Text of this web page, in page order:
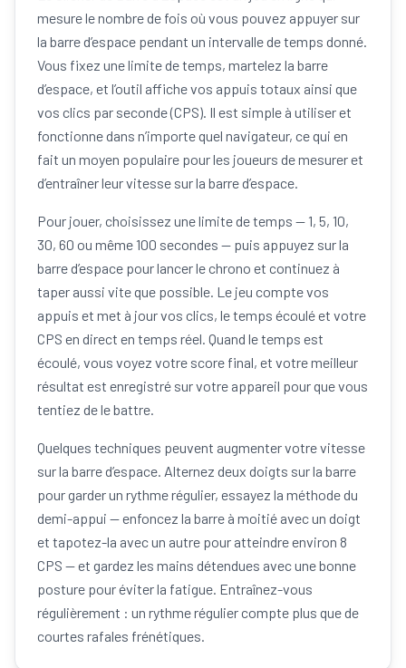
mesure le nombre de fois où vous pouvez appuyer sur
la barre d’espace pendant un intervalle de temps donné.
Vous fixez une limite de temps, martelez la barre
d’espace, et l’outil affiche vos appuis totaux ainsi que
vos clics par seconde (CPS). Il est simple à utiliser et
fonctionne dans n’importe quel navigateur, ce qui en
fait un moyen populaire pour les joueurs de mesurer et
d’entraîner leur vitesse sur la barre d’espace.
Pour jouer, choisissez une limite de temps — 1, 5, 10,
30, 60 ou même 100 secondes — puis appuyez sur la
barre d’espace pour lancer le chrono et continuez à
taper aussi vite que possible. Le jeu compte vos
appuis et met à jour vos clics, le temps écoulé et votre
CPS en direct en temps réel. Quand le temps est
écoulé, vous voyez votre score final, et votre meilleur
résultat est enregistré sur votre appareil pour que vous
tentiez de le battre.
Quelques techniques peuvent augmenter votre vitesse
sur la barre d’espace. Alternez deux doigts sur la barre
pour garder un rythme régulier, essayez la méthode du
demi-appui — enfoncez la barre à moitié avec un doigt
et tapotez-la avec un autre pour atteindre environ 8
CPS — et gardez les mains détendues avec une bonne
posture pour éviter la fatigue. Entraînez-vous
régulièrement : un rythme régulier compte plus que de
courtes rafales frénétiques.